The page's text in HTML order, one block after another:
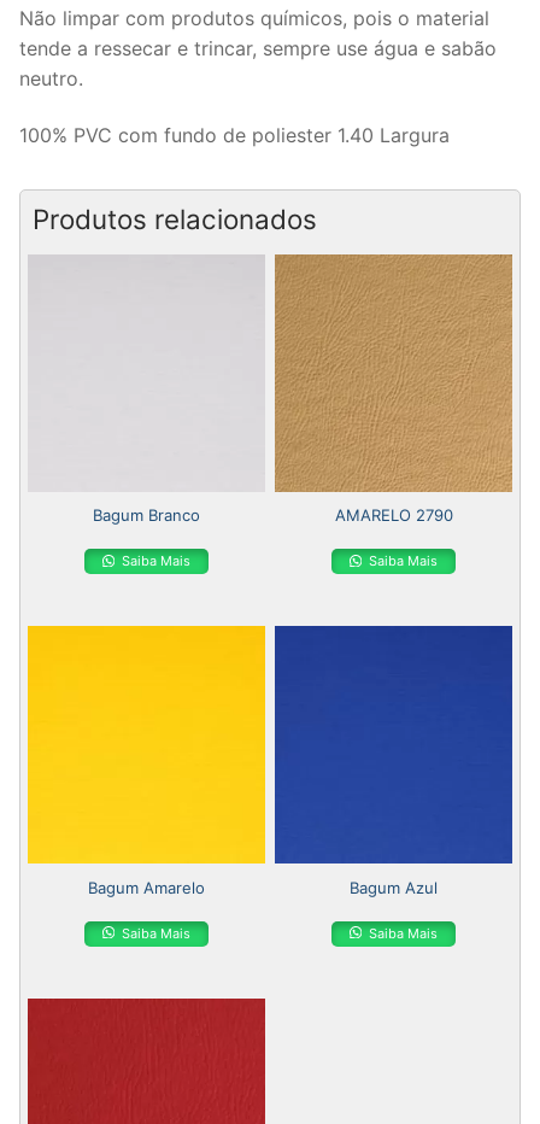
Não limpar com produtos químicos, pois o material
tende a ressecar e trincar, sempre use água e sabão
neutro.
100% PVC com fundo de poliester 1.40 Largura
Produtos relacionados
Bagum Branco
Saiba Mais
AMARELO 2790
Saiba Mais
Bagum Amarelo
Saiba Mais
Bagum Azul
Saiba Mais